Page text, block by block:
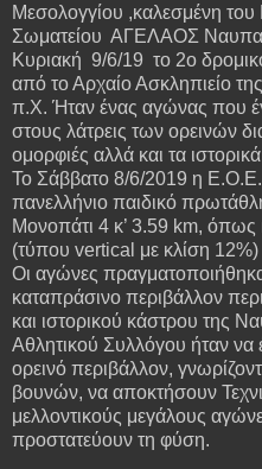
Μεσολογγίου ,καλεσμένη του
Σωματείου ΑΓΕΛΑΟΣ
Κυριακή 9/6/19 το 2ο
από το Αρχαίο Ασκληπιείο
π.Χ. Ήταν ένας αγώνας που
στους λάτρεις των ορεινών
ομορφιές αλλά και τα
Το Σάββατο 8/6/2019 η
πανελλήνιο παιδικό
Μονοπάτι 4 κ’ 3.59 km,
(τύπου vertical με κλίση
Οι αγώνες
καταπράσινο περιβάλλον
και ιστορικού κάστρου της
Αθλητικού Συλλόγου ήταν να
ορεινό περιβάλλον,
βουνών, να αποκτήσουν
μελλοντικούς μεγάλους
προστατεύουν τη φύση.